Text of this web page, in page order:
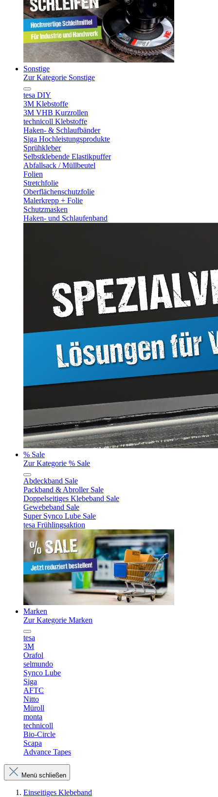
Sonstige
Zur Kategorie Sonstige
tesa DIY
3M Klebstoffe
3M VHB Kurzrollen
technicoll Klebstoffe
Haken- & Schlaufbänder
Siga Hochleistungsprodukte
Sprühkleber
Selbstklebende Elastikpuffer
Abfallsack / Müllbeutel
Folien
Stretchfolie
Oberflächenschutzfolie
Malerkrepp + Folie
Schutzmasken
Haken- und Schlaufenband
% Sale
Zur Kategorie % Sale
Abdeckband Sale
Packband & Abroller Sale
Doppelseitiges Klebeband Sale
Gewebeband Sale
Super Synco Lube Sale
tesa Frühlingsaktion
Marken
Zur Kategorie Marken
tesa
3M
Orafol
selmundo
Synco Lube
Siga
AFTC
Nitto
Müroll
monta
technicoll
Bio-Circle
Scapa
Advance Tapes
Menü schließen
Einseitiges Klebeband